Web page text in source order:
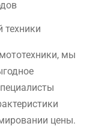
техники
мы
цены.